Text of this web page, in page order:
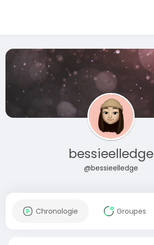
bessieelledge
@bessieelledge
Chronologie Groupes